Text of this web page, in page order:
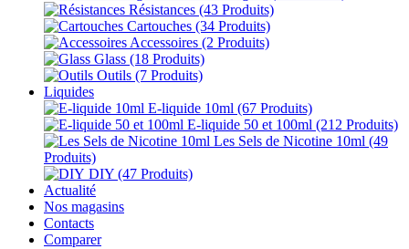
Résistances (43 Produits)
Cartouches (34 Produits)
Accessoires (2 Produits)
Glass (18 Produits)
Outils (7 Produits)
Liquides
E-liquide 10ml (67 Produits)
E-liquide 50 et 100ml (212 Produits)
Les Sels de Nicotine 10ml (49
Produits)
DIY (47 Produits)
Actualité
Nos magasins
Contacts
Comparer